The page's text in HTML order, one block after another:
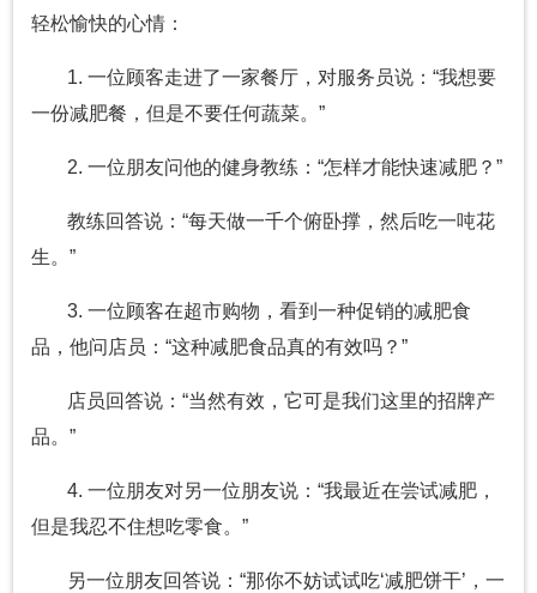
轻松愉快的心情：
1. 一位顾客走进了一家餐厅，对服务员说：“我想要
一份减肥餐，但是不要任何蔬菜。”
2. 一位朋友问他的健身教练：“怎样才能快速减肥？”
教练回答说：“每天做一千个俯卧撑，然后吃一吨花
生。”
3. 一位顾客在超市购物，看到一种促销的减肥食
品，他问店员：“这种减肥食品真的有效吗？”
店员回答说：“当然有效，它可是我们这里的招牌产
品。”
4. 一位朋友对另一位朋友说：“我最近在尝试减肥，
但是我忍不住想吃零食。”
另一位朋友回答说：“那你不妨试试吃‘减肥饼干’，一